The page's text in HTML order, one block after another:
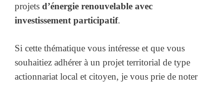
projets d’énergie renouvelable avec
investissement participatif.
Si cette thématique vous intéresse et que vous
souhaitiez adhérer à un projet territorial de type
actionnariat local et citoyen, je vous prie de noter